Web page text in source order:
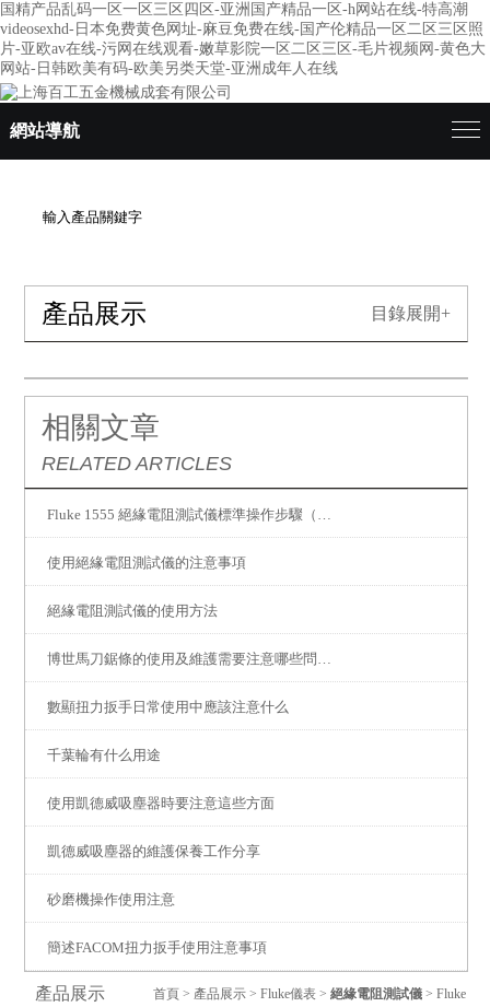
国精产品乱码一区一区三区四区-亚洲国产精品一区-h网站在线-特高潮
videosexhd-日本免费黄色网址-麻豆免费在线-国产伦精品一区二区三区照
片-亚欧av在线-污网在线观看-嫩草影院一区二区三区-毛片视频网-黄色大
网站-日韩欧美有码-欧美另类天堂-亚洲成年人在线
網站導航
產品展示 目錄展開+
相關文章
RELATED ARTICLES
使用絕緣電阻測試儀的注意事項
絕緣電阻測試儀的使用方法
數顯扭力扳手日常使用中應該注意什么
千葉輪有什么用途
使用凱德威吸塵器時要注意這些方面
凱德威吸塵器的維護保養工作分享
砂磨機操作使用注意
簡述FACOM扭力扳手使用注意事項
產品展示 首頁> 產品展示> Fluke儀表> 絕緣電阻測試儀> Fluke